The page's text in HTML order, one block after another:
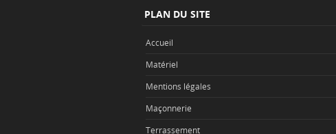
PLAN DU SITE
Accueil
Matériel
Mentions légales
Maçonnerie
Terrassement